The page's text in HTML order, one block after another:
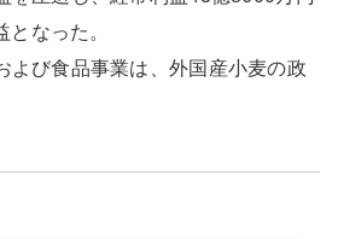
となった。
よび食品事業は、外国産小麦の政